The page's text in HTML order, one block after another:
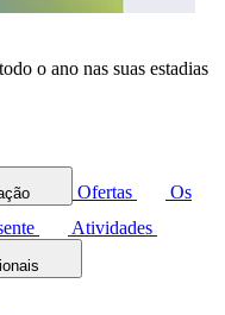
o ano nas suas estadias
Ofertas
Os
Atividades